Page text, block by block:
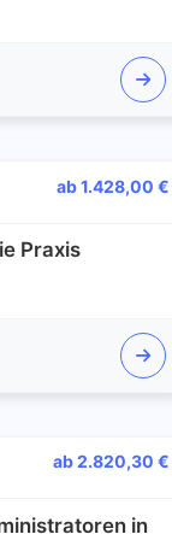
ab 1.428,00 €
Praxis
ab 2.820,30 €
in